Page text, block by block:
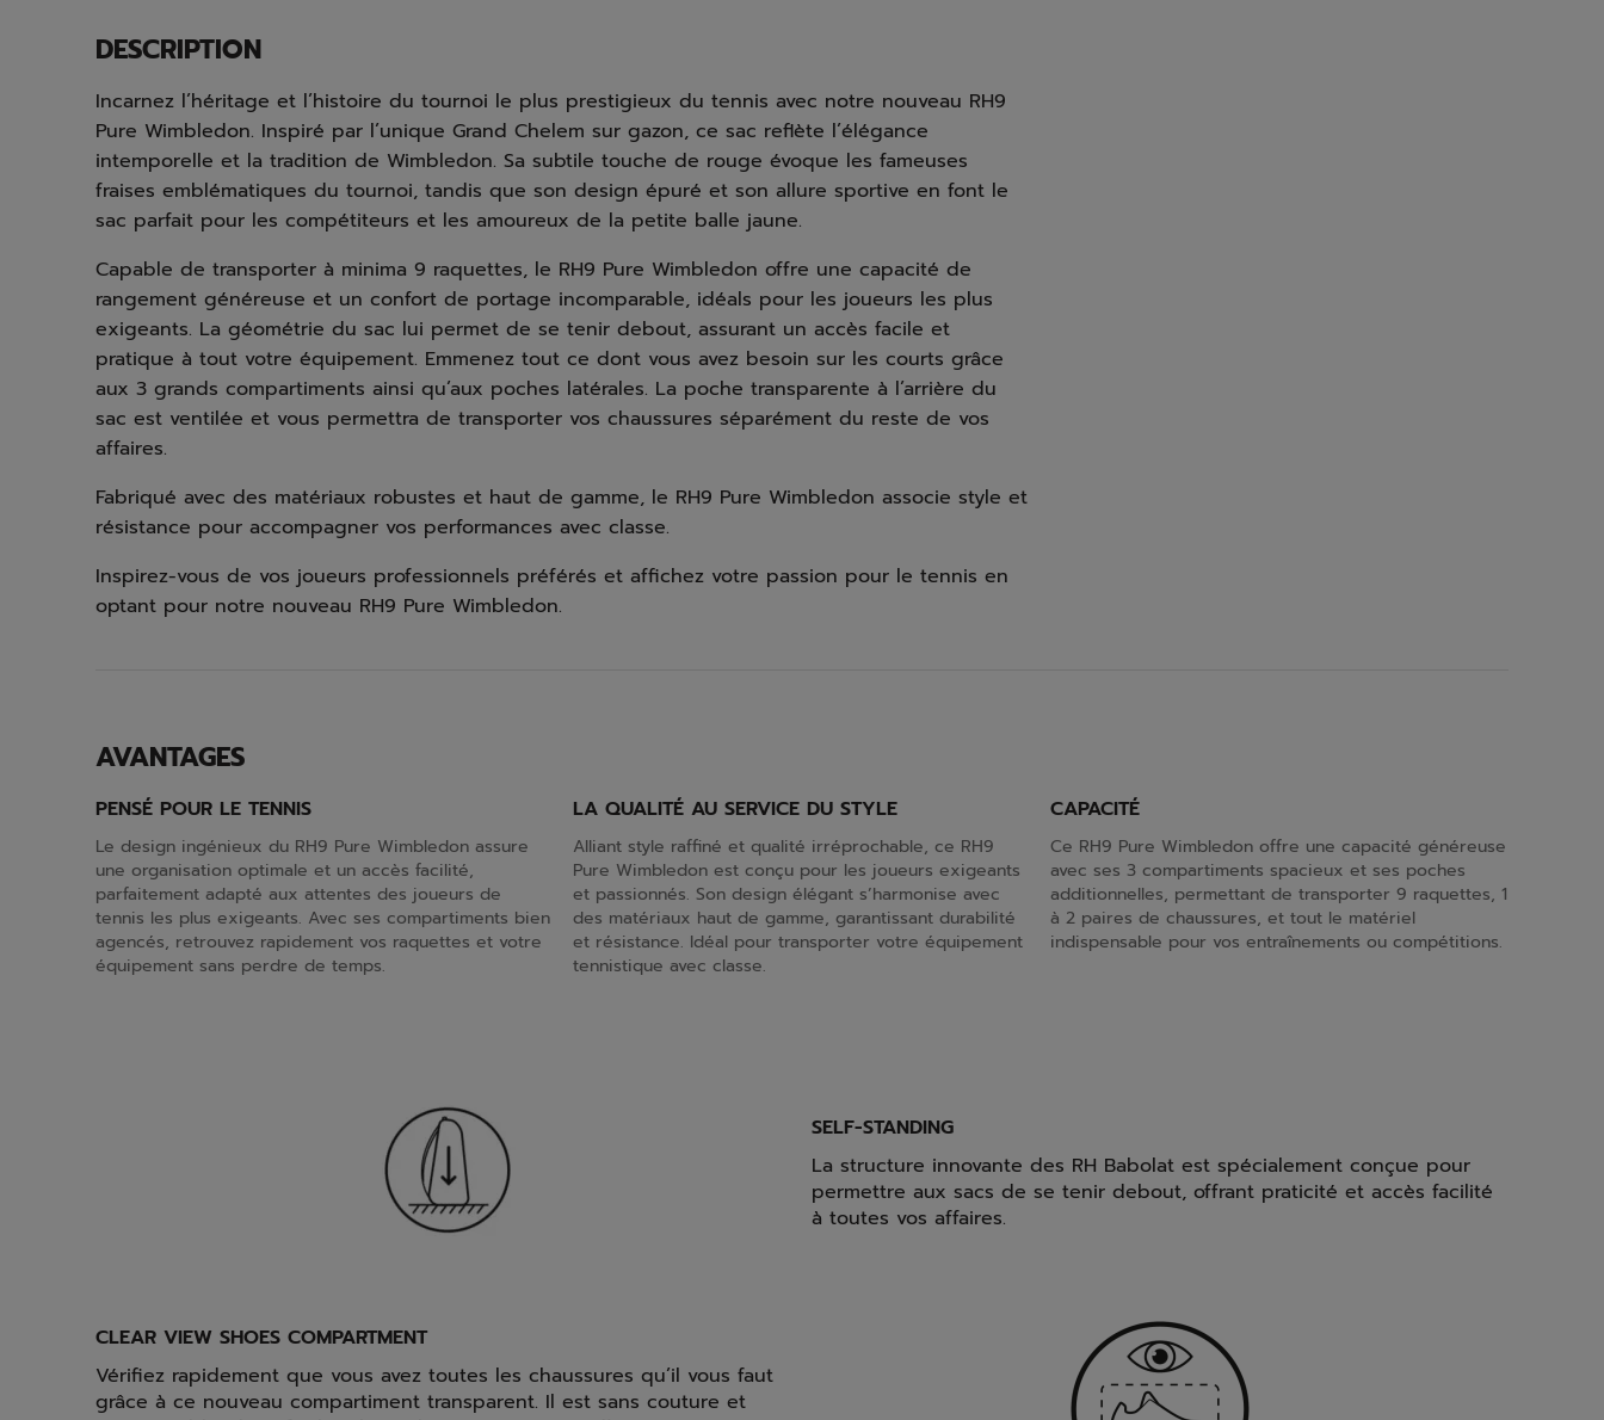
DESCRIPTION
Incarnez l’héritage et l’histoire du tournoi le plus prestigieux du tennis avec notre nouveau RH9
Pure Wimbledon. Inspiré par l’unique Grand Chelem sur gazon, ce sac reflète l’élégance
intemporelle et la tradition de Wimbledon. Sa subtile touche de rouge évoque les fameuses
fraises emblématiques du tournoi, tandis que son design épuré et son allure sportive en font le
sac parfait pour les compétiteurs et les amoureux de la petite balle jaune.
Capable de transporter à minima 9 raquettes, le RH9 Pure Wimbledon offre une capacité de
rangement généreuse et un confort de portage incomparable, idéals pour les joueurs les plus
exigeants. La géométrie du sac lui permet de se tenir debout, assurant un accès facile et
pratique à tout votre équipement. Emmenez tout ce dont vous avez besoin sur les courts grâce
aux 3 grands compartiments ainsi qu’aux poches latérales. La poche transparente à l’arrière du
sac est ventilée et vous permettra de transporter vos chaussures séparément du reste de vos
affaires.
Fabriqué avec des matériaux robustes et haut de gamme, le RH9 Pure Wimbledon associe style et
résistance pour accompagner vos performances avec classe.
Inspirez-vous de vos joueurs professionnels préférés et affichez votre passion pour le tennis en
optant pour notre nouveau RH9 Pure Wimbledon.
AVANTAGES
PENSÉ POUR LE TENNIS
Le design ingénieux du RH9 Pure Wimbledon assure
une organisation optimale et un accès facilité,
parfaitement adapté aux attentes des joueurs de
tennis les plus exigeants. Avec ses compartiments bien
agencés, retrouvez rapidement vos raquettes et votre
équipement sans perdre de temps.
LA QUALITÉ AU SERVICE DU STYLE
Alliant style raffiné et qualité irréprochable, ce RH9
Pure Wimbledon est conçu pour les joueurs exigeants
et passionnés. Son design élégant s’harmonise avec
des matériaux haut de gamme, garantissant durabilité
et résistance. Idéal pour transporter votre équipement
tennistique avec classe.
CAPACITÉ
Ce RH9 Pure Wimbledon offre une capacité généreuse
avec ses 3 compartiments spacieux et ses poches
additionnelles, permettant de transporter 9 raquettes, 1
à 2 paires de chaussures, et tout le matériel
indispensable pour vos entraînements ou compétitions.
SELF-STANDING
La structure innovante des RH Babolat est spécialement conçue pour
permettre aux sacs de se tenir debout, offrant praticité et accès facilité
à toutes vos affaires.
CLEAR VIEW SHOES COMPARTMENT
Vérifiez rapidement que vous avez toutes les chaussures qu’il vous faut
grâce à ce nouveau compartiment transparent. Il est sans couture et